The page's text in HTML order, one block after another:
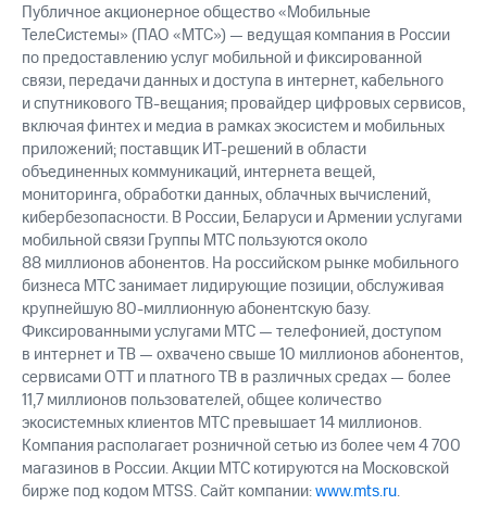
Публичное акционерное общество «Мобильные
ТелеСистемы» (ПАО «МТС») — ведущая компания в России
по предоставлению услуг мобильной и фиксированной
связи, передачи данных и доступа в интернет, кабельного
и спутникового ТВ-вещания; провайдер цифровых сервисов,
включая финтех и медиа в рамках экосистем и мобильных
приложений; поставщик ИТ-решений в области
объединенных коммуникаций, интернета вещей,
мониторинга, обработки данных, облачных вычислений,
кибербезопасности. В России, Беларуси и Армении услугами
мобильной связи Группы МТС пользуются около
88 миллионов абонентов. На российском рынке мобильного
бизнеса МТС занимает лидирующие позиции, обслуживая
крупнейшую 80-миллионную абонентскую базу.
Фиксированными услугами МТС — телефонией, доступом
в интернет и ТВ — охвачено свыше 10 миллионов абонентов,
сервисами OTT и платного ТВ в различных средах — более
11,7 миллионов пользователей, общее количество
экосистемных клиентов МТС превышает 14 миллионов.
Компания располагает розничной сетью из более чем 4 700
магазинов в России. Акции МТС котируются на Московской
бирже под кодом MTSS. Сайт компании:www.mts.ru.